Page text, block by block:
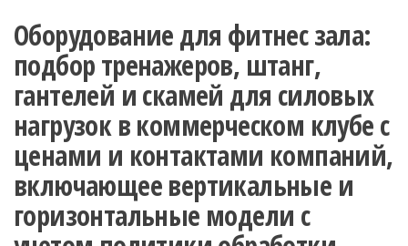
Оборудование для фитнес зала:
подбор тренажеров, штанг,
гантелей и скамей для силовых
нагрузок в коммерческом клубе с
ценами и контактами компаний,
включающее вертикальные и
горизонтальные модели с